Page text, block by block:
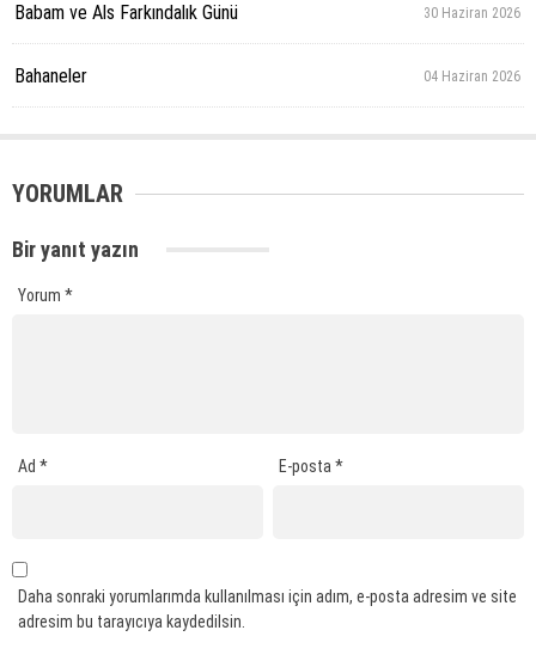
Babam ve Als Farkındalık Günü 30 Haziran 2026
Bahaneler 04 Haziran 2026
YORUMLAR
Bir yanıt yazın
Yorum *
Ad * E-posta*
Daha sonraki yorumlarımda kullanılması için adım, e-posta adresim ve site
adresim bu tarayıcıya kaydedilsin.